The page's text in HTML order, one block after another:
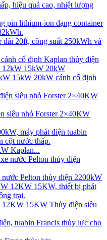
hiệu quả cao, nhiệt lượng
20ft, công suất 250kWh và
15kW 20kW cánh cố định
siêu nhỏ Forster 2×40KW
Kaplan...
Pelton thủy điện 2200kW
15KW Thủy điện siêu